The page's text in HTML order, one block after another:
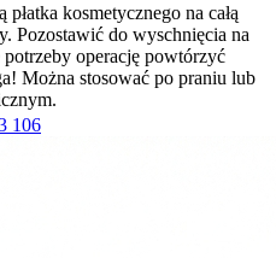
płatka kosmetycznego na całą
Pozostawić do wyschnięcia na
potrzeby operację powtórzyć
Można stosować po praniu lub
106